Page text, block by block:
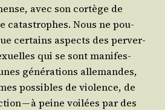
avec son cor­tège de
catas­trophes. Nous ne pou­
cer­tains aspects des per­ver­
qui se sont mani­fes­
géné­ra­tions alle­mandes,
pos­sibles de vio­lence, de
— à peine voi­lées par des